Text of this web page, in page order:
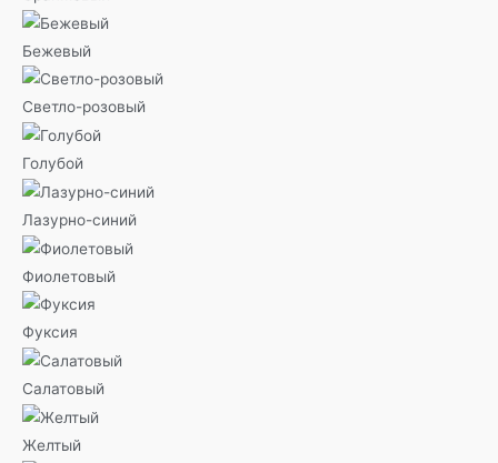
Бежевый
Светло-розовый
Голубой
Лазурно-синий
Фиолетовый
Фуксия
Салатовый
Желтый